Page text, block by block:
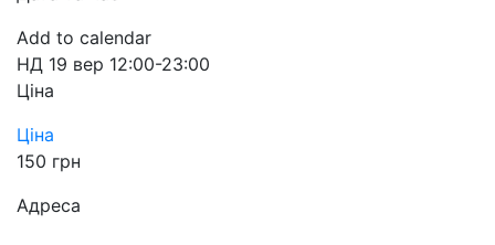
Add to calendar
НД 19 вер 12:00-23:00
Ціна
Ціна
150 грн
Адреса